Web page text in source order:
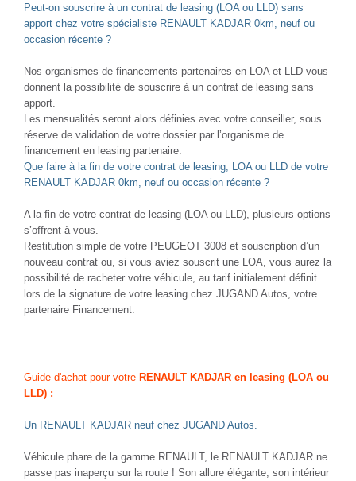
Peut-on souscrire à un contrat de leasing (LOA ou LLD) sans
apport chez votre spécialiste RENAULT KADJAR 0km, neuf ou
occasion récente ?
Nos organismes de financements partenaires en LOA et LLD vous
donnent la possibilité de souscrire à un contrat de leasing sans
apport.
Les mensualités seront alors définies avec votre conseiller, sous
réserve de validation de votre dossier par l’organisme de
financement en leasing partenaire.
Que faire à la fin de votre contrat de leasing, LOA ou LLD de votre
RENAULT KADJAR 0km, neuf ou occasion récente ?
A la fin de votre contrat de leasing (LOA ou LLD), plusieurs options
s’offrent à vous.
Restitution simple de votre PEUGEOT 3008 et souscription d’un
nouveau contrat ou, si vous aviez souscrit une LOA, vous aurez la
possibilité de racheter votre véhicule, au tarif initialement définit
lors de la signature de votre leasing chez JUGAND Autos, votre
partenaire Financement.
Guide d'achat pour votre RENAULT KADJAR en leasing (LOA ou
LLD) :
Un RENAULT KADJAR neuf chez JUGAND Autos.
Véhicule phare de la gamme RENAULT, le RENAULT KADJAR ne
passe pas inaperçu sur la route ! Son allure élégante, son intérieur